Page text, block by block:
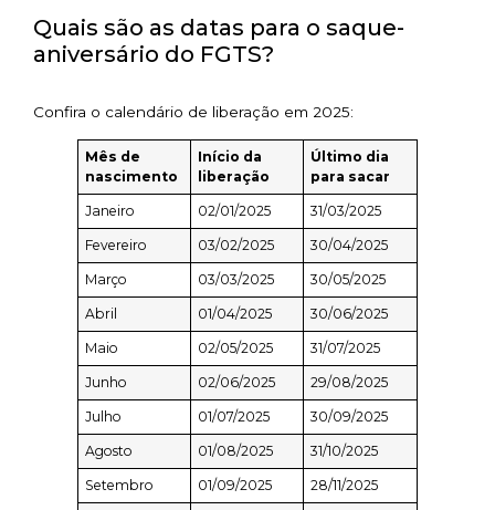
Quais são as datas para o saque-
aniversário do FGTS?
Confira o calendário de liberação em 2025:
Mês de
nascimento
Início da
liberação
Último dia
para sacar
Janeiro 02/01/2025 31/03/2025
Fevereiro 03/02/2025 30/04/2025
Março 03/03/2025 30/05/2025
Abril 01/04/2025 30/06/2025
Maio 02/05/2025 31/07/2025
Junho 02/06/2025 29/08/2025
Julho 01/07/2025 30/09/2025
Agosto 01/08/2025 31/10/2025
Setembro 01/09/2025 28/11/2025